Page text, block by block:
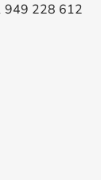
949 228 612